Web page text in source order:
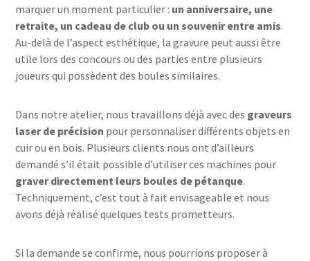
marquer un moment particulier : un anniversaire, une
retraite, un cadeau de club ou un souvenir entre amis.
Au-delà de l’aspect esthétique, la gravure peut aussi être
utile lors des concours ou des parties entre plusieurs
joueurs qui possèdent des boules similaires.
Dans notre atelier, nous travaillons déjà avec des graveurs
laser de précision pour personnaliser différents objets en
cuir ou en bois. Plusieurs clients nous ont d’ailleurs
demandé s’il était possible d’utiliser ces machines pour
graver directement leurs boules de pétanque.
Techniquement, c’est tout à fait envisageable et nous
avons déjà réalisé quelques tests prometteurs.
Si la demande se confirme, nous pourrions proposer à